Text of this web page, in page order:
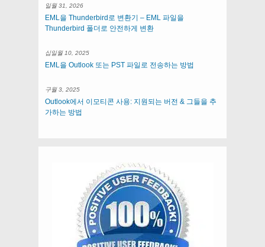
일월 31, 2026
EML을 Thunderbird로 변환기 – EML 파일을
Thunderbird 폴더로 안전하게 변환
십일월 10, 2025
EML을 Outlook 또는 PST 파일로 전송하는 방법
구월 3, 2025
Outlook에서 이모티콘 사용: 지원되는 버전 & 그들을 추
가하는 방법